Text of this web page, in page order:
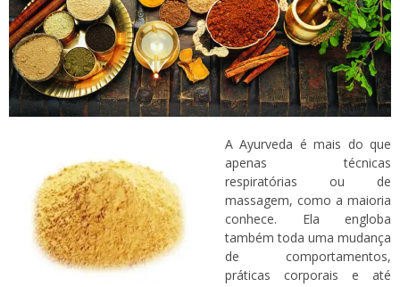
A Ayurveda é mais do que
apenas técnicas
respiratórias ou de
massagem, como a maioria
conhece. Ela engloba
também toda uma mudança
de comportamentos,
práticas corporais e até